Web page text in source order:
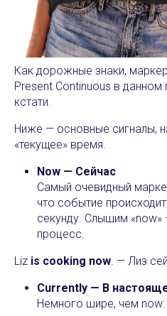
Как дорожные знаки,
Present Continuous в данном
кстати.
Ниже — основные сигналы,
«текущее» время.
Now — Сейчас
Самый очевидный
что событие
секунду. Слышим «now»
процесс.
Liz is cooking now. — Лиз
Currently — В
Немного шире, чем